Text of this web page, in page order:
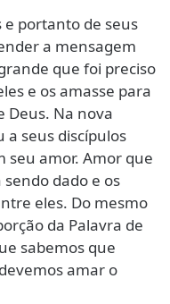
portanto de seus
a mensagem
que foi preciso
e os amasse para
Deus. Na nova
a seus discípulos
seu amor. Amor que
dado e os
eles. Do mesmo
da Palavra de
sabemos que
amar o